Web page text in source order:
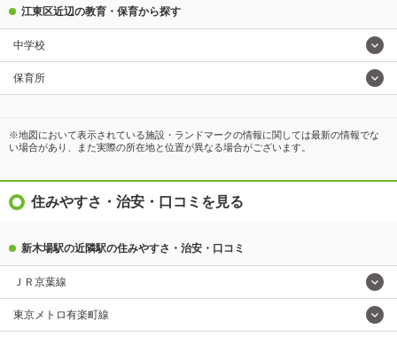
江東区近辺の教育・保育から探す
中学校
保育所
※地図において表示されている施設・ランドマークの情報に関しては最新の情報でな
い場合があり、また実際の所在地と位置が異なる場合がございます。
住みやすさ・治安・口コミを見る
新木場駅の近隣駅の住みやすさ・治安・口コミ
ＪＲ京葉線
東京メトロ有楽町線